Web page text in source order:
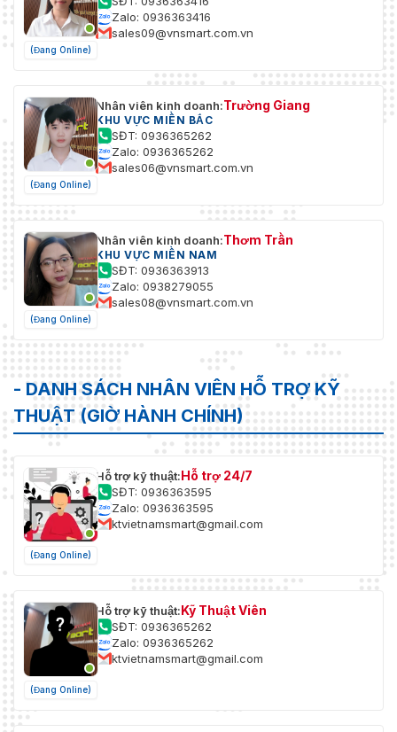
(Đang Online)
Zalo: 0936363416
sales09@vnsmart.com.vn
(Đang Online)
Nhân viên kinh doanh:Trường Giang
KHU VỰC MIỀN BẮC
SĐT: 0936365262
Zalo: 0936365262
sales06@vnsmart.com.vn
(Đang Online)
Nhân viên kinh doanh:Thơm Trần
KHU VỰC MIỀN NAM
SĐT: 0936363913
Zalo: 0938279055
sales08@vnsmart.com.vn
- DANH SÁCH NHÂN VIÊN HỖ TRỢ KỸ
THUẬT (GIỜ HÀNH CHÍNH)
(Đang Online)
Hỗ trợ kỹ thuật:Hỗ trợ 24/7
SĐT: 0936363595
Zalo: 0936363595
ktvietnamsmart@gmail.com
(Đang Online)
Hỗ trợ kỹ thuật:Kỹ Thuật Viên
SĐT: 0936365262
Zalo: 0936365262
ktvietnamsmart@gmail.com